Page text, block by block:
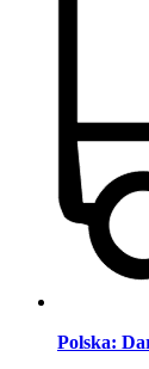
Polska: